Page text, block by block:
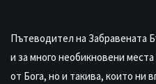
Пътеводител на Забравената
и за много необикновени
от Бога, но и такива, които ни